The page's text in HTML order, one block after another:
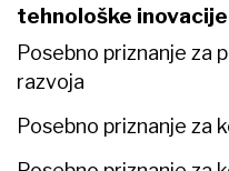
tehnološke inovacije
Posebno priznanje za
razvoja
Posebno priznanje za